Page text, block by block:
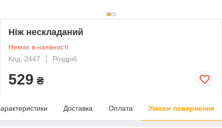
Ніж нескладаний
Немає в наявності
Код: 2447
Роздріб
529 ₴
Доставка Оплата Умови повернення